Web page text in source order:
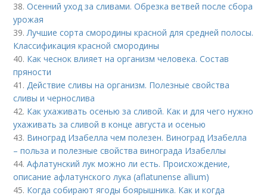
38.Осенний уход за сливами. Обрезка ветвей после сбора
урожая
39.Лучшие сорта смородины красной для средней полосы.
Классификация красной смородины
40. Как чеснок влияет на организм человека. Состав
пряности
41.Действие сливы на организм. Полезные свойства
сливы и чернослива
42. Как ухаживать осенью за сливой. Как и для чего нужно
ухаживать за сливой в конце августа и осенью
43. Виноград Изабелла чем полезен. Виноград Изабелла
– польза и полезные свойства винограда Изабеллы
44.Афлатунский лук можно ли есть. Происхождение,
описание афлатунского лука (aflatunense allium)
45. Когда собирают ягоды боярышника. Как и когда